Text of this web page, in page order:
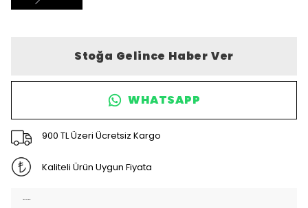
Stoğa Gelince Haber Ver
WHATSAPP
900 TL Üzeri Ücretsiz Kargo
Kaliteli Ürün Uygun Fiyata